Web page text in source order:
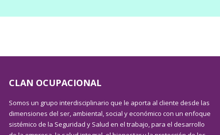
CLAN OCUPACIONAL
Somos un grupo interdisciplinario que le aporta al cliente desde las
dimensiones del ser, ambiental, social y económico con un enfoque
sistémico de la Seguridad y Salud en el trabajo, para el desarrollo